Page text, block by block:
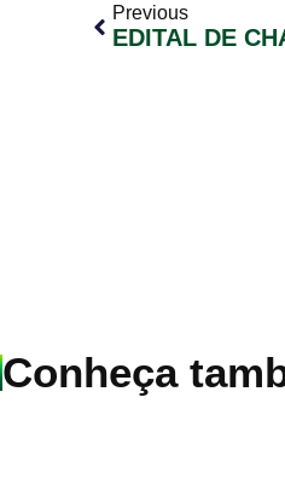
Previous
EDITAL DE
Conheça